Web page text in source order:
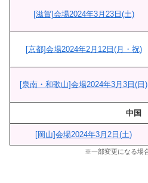
[滋賀]会場2024年3月23日(土)
[京都]会場2024年2月12日(月・祝)
[泉南・和歌山]会場2024年3月3日(日)
中国
[岡山]会場2024年3月2日(土)
※一部変更になる場